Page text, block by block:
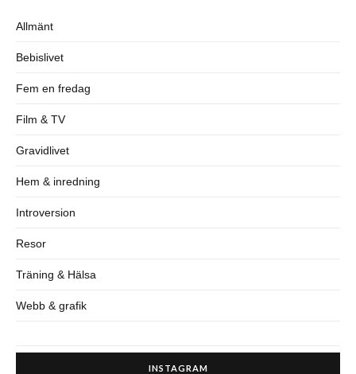
Allmänt
Bebislivet
Fem en fredag
Film & TV
Gravidlivet
Hem & inredning
Introversion
Resor
Träning & Hälsa
Webb & grafik
INSTAGRAM